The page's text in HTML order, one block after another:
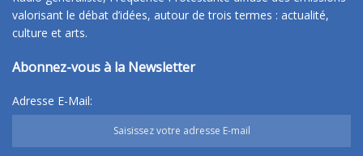
valorisant le débat d’idées, autour de trois termes : actualité,
culture et arts.
Abonnez-vous à la Newsletter
Adresse E-Mail: